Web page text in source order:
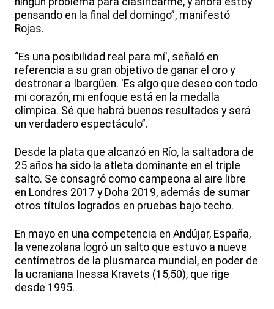
pensando en la final del domingo”, manifestó
Rojas.
“Es una posibilidad real para mí', señaló en
referencia a su gran objetivo de ganar el oro y
destronar a Ibargüen. 'Es algo que deseo con todo
mi corazón, mi enfoque está en la medalla
olímpica. Sé que habrá buenos resultados y será
un verdadero espectáculo”.
Desde la plata que alcanzó en Río, la saltadora de
25 años ha sido la atleta dominante en el triple
salto. Se consagró como campeona al aire libre
en Londres 2017 y Doha 2019, además de sumar
otros títulos logrados en pruebas bajo techo.
En mayo en una competencia en Andújar, España,
la venezolana logró un salto que estuvo a nueve
centímetros de la plusmarca mundial, en poder de
la ucraniana Inessa Kravets (15,50), que rige
desde 1995.